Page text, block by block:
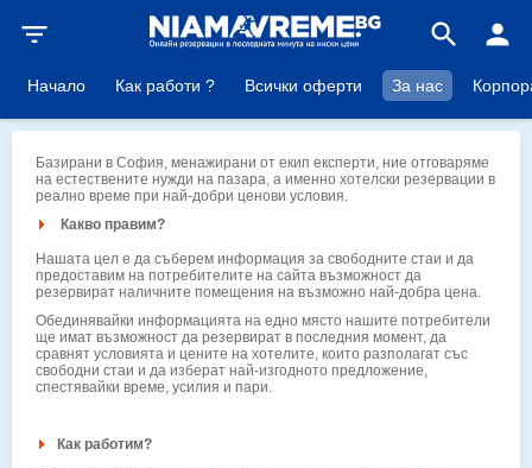
filter_list search person
Начало Как работи ? Всички оферти За нас
Базирани в София, менажирани от екип експерти, ние отговаряме
на естествените нужди на пазара, а именно хотелски резервации в
реално време при най-добри ценови условия.
Какво правим?
Нашата цел е да съберем информация за свободните стаи и да
предоставим на потребителите на сайта възможност да
резервират наличните помещения на възможно най-добра цена.
Обединявайки информацията на едно място нашите потребители
ще имат възможност да резервират в последния момент, да
сравнят условията и цените на хотелите, които разполагат със
свободни стаи и да изберат най-изгодното предложение,
спестявайки време, усилия и пари.
Как работим?